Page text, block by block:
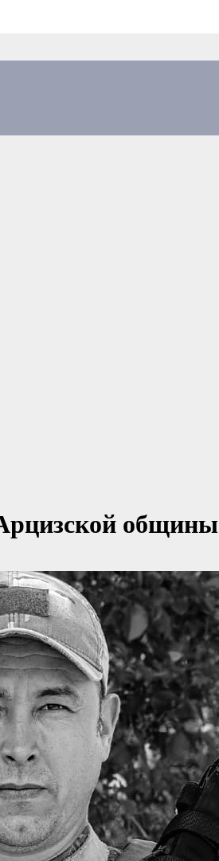
общины